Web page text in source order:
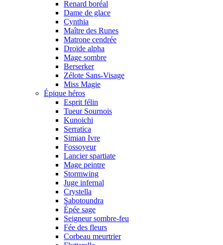
Renard boréal
Dame de glace
Cynthia
Maître des Runes
Matrone cendrée
Droïde alpha
Mage sombre
Berserker
Zélote Sans-Visage
Miss Magie
Épique héros
Esprit félin
Tueur Sournois
Kunoichi
Serratica
Simian Ivre
Fossoyeur
Lancier spartiate
Mage peintre
Stormwing
Juge infernal
Crystella
Sabotoundra
Épée sage
Seigneur sombre-feu
Fée des fleurs
Corbeau meurtrier